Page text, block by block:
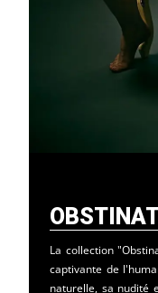
La collection
captivante de
naturelle, sa nudité